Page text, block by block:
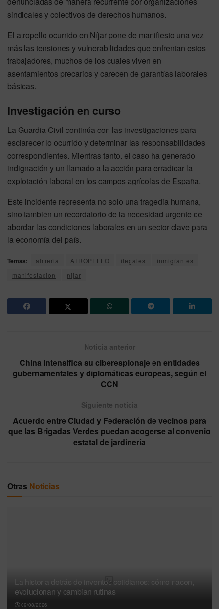
sindicales y colectivos de derechos humanos.
El atropello ocurrido en Níjar pone de manifiesto una vez
más las tensiones y vulnerabilidades que enfrentan estos
trabajadores, muchos de los cuales viven en
asentamientos precarios y carecen de garantías laborales
básicas.
Investigación en curso
La Guardia Civil continúa con las investigaciones para
esclarecer lo ocurrido y determinar las responsabilidades
correspondientes. Mientras tanto, el caso ha generado
indignación y un llamado a la acción para erradicar la
explotación laboral en los campos agrícolas de España.
Este incidente representa no solo una tragedia humana,
sino también un recordatorio de la necesidad urgente de
abordar las condiciones laborales en un sector clave para
la economía del país.
Temas: almeria ATROPELLO ilegales
inmigrantes
manifestacion
nijar
Noticia anterior
China intensifica su ciberespionaje en entidades
gubernamentales y diplomáticas europeas, según el
CCN
Siguiente noticia
Acuerdo entre Ciudad y Federación de vecinos para
que las Brigadas Verdes puedan acogerse al convenio
estatal de jardinería
Otras Noticias
La historia detrás de inventos cotidianos: cómo nacen,
evolucionan y cambian rutinas
09/08/2026